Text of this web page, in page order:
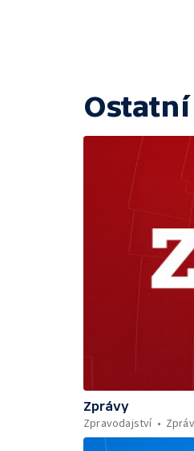
Zprávy
Zpravodajství